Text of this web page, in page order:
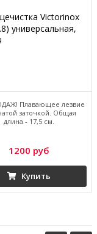
Плавающее лезвие
заточкой. Общая
длина - 17,5 см.
1200 руб
Купить